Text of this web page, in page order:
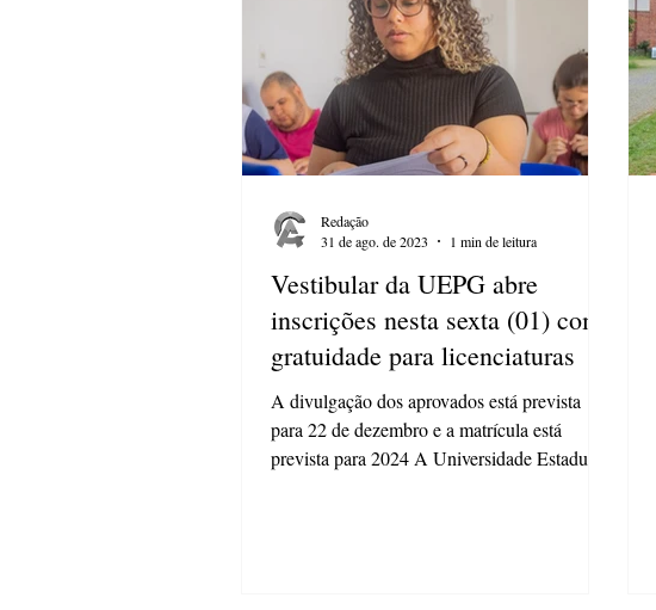
Vestibular da UEPG abre
inscrições nesta sexta (01) com
gratuidade para licenciaturas
A divulgação dos aprovados está prevista
para 22 de dezembro e a matrícula está
prevista para 2024 A Universidade Estadual
Redação
31 de ago. de 2023
1 min de leitura